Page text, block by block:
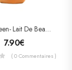
Ever Sheen- Lait De Beauté Au Beurre De Cacao – Cocoa Butter Lotion 500 ML
7.90€
( 0 Commentaires )